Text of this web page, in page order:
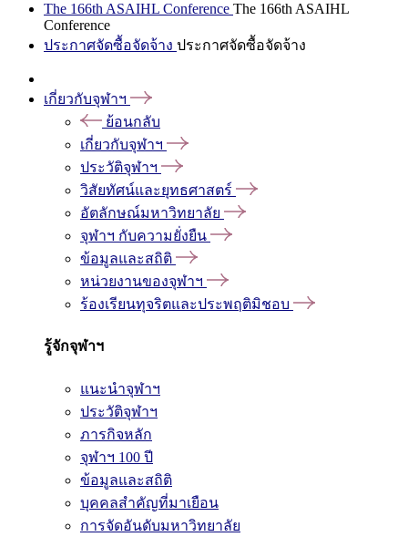
The 166th ASAIHL Conference The 166th ASAIHL
Conference
ประกาศจัดซื้อจัดจ้าง ประกาศจัดซื้อจัดจ้าง
เกี่ยวกับจุฬาฯ
ย้อนกลับ
เกี่ยวกับจุฬาฯ
ประวัติจุฬาฯ
วิสัยทัศน์และยุทธศาสตร์
อัตลักษณ์มหาวิทยาลัย
จุฬาฯ กับความยั่งยืน
ข้อมูลและสถิติ
หน่วยงานของจุฬาฯ
ร้องเรียนทุจริตและประพฤติมิชอบ
รู้จักจุฬาฯ
แนะนำจุฬาฯ
ประวัติจุฬาฯ
ภารกิจหลัก
จุฬาฯ 100 ปี
ข้อมูลและสถิติ
บุคคลสำคัญที่มาเยือน
การจัดอันดับมหาวิทยาลัย